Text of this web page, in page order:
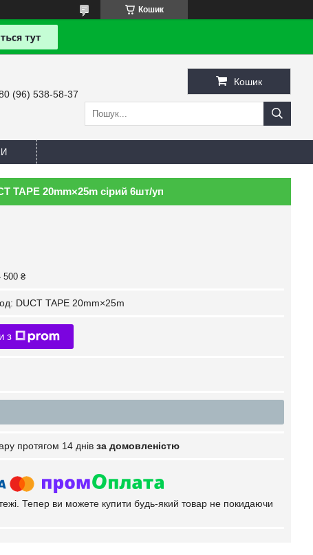
Кошик
(96) 538-58-37
Кошик
TAPE 20mm×25m сірий 6шт/уп
500 ₴
DUCT TAPE 20mm×25m
з
протягом 14 днів за домовленістю
Тепер ви можете купити будь-який товар не покидаючи